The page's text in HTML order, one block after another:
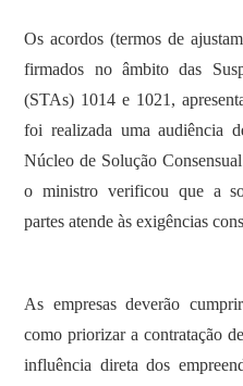
Os acordos (termos de
firmados no âmbito das
(STAs) 1014 e 1021,
foi realizada uma audiência
Núcleo de Solução
o ministro verificou que a
partes atende às exigências
As empresas deverão
como priorizar a contratação
influência direta dos